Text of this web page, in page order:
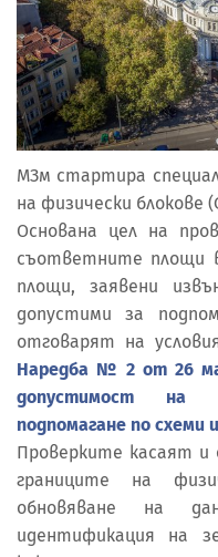
МЗм стартира
на физически блокове
Основана цел на
съответните площи
площи, заявени
допустими за
отговарят на
Наредба № 2 от 26
допустимост на
подпомагане по схеми
Проверките касаят и
границите на
обновяване на
идентификация на